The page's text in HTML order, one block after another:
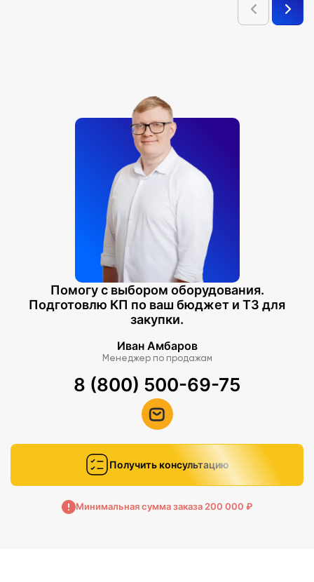
термодинамика. Демонстрационное оборудование
Ящик № 12 тумбы. Электродинамика и электростатика.
Демонстрационное оборудование
Тумба пристенная: Полка №1. Демонстрационное
Тумба пристенная: Полка №2. Демонстрационное
Тумба пристенная: Полка №3. Демонстрационное
Методические пособия на бумажном носителе
Помогу с выбором оборудования.
Подготовлю КП по ваш бюджет и ТЗ для
закупки.
Иван Амбаров
Менеджер по продажам
8 (800) 500-69-75
Получить консультацию
Минимальная сумма заказа 200 000 ₽